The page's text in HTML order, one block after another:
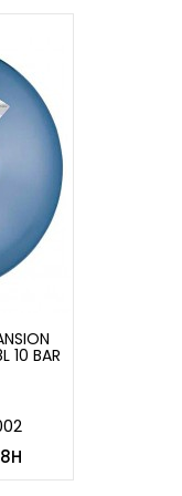
10 BAR